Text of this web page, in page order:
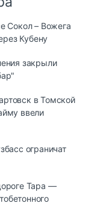
Сокол – Вожега
Кубену
закрыли
в Томской
ввели
ограничат
Тара —